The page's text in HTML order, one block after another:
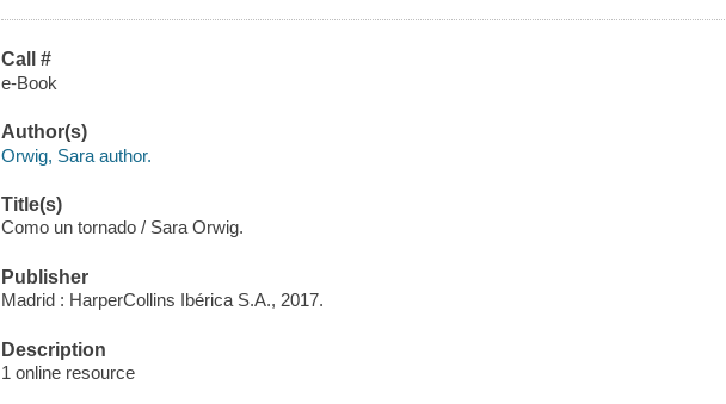
Call #
e-Book
Author(s)
Orwig, Sara author.
Title(s)
Como un tornado / Sara Orwig.
Publisher
Madrid : HarperCollins Ibérica S.A., 2017.
Description
1 online resource